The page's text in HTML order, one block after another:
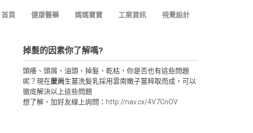
首頁 健康醫藥 媽媽寶寶 工業資訊 視覺設計
掉髮的因素你了解嗎?
頭癢、頭屑、油頭、掉髮、乾枯，你是否也有這些問題
呢？現在麼尚生薑洗髮乳採用雲南嫩子薑粹取而成，可以
徹底解決以上這些問題
想了解，加好友線上詢問： http://nav.cx/4V7CnOV